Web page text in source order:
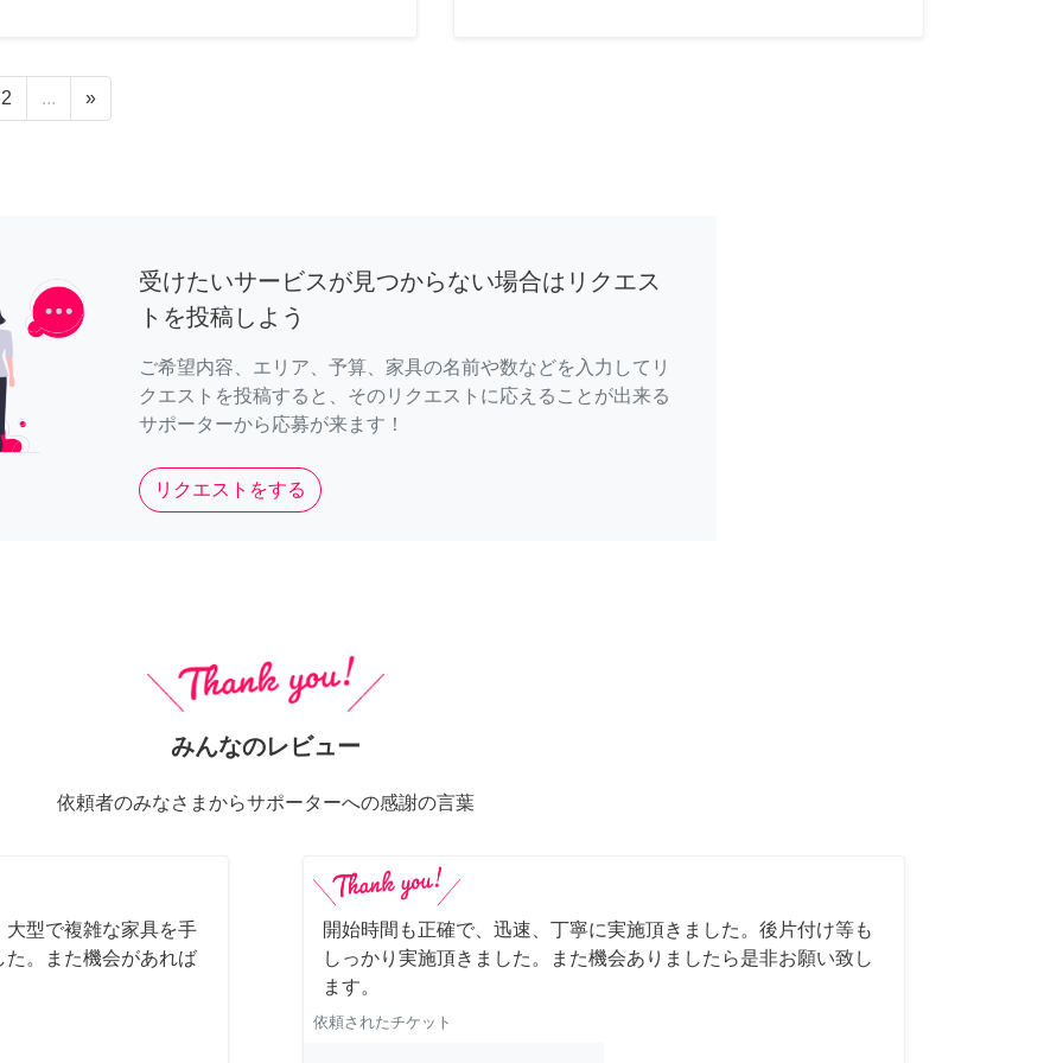
2 ... »
受けたいサービスが見つからない場合はリクエス
トを投稿しよう
ご希望内容、エリア、予算、家具の名前や数などを入力してリ
クエストを投稿すると、そのリクエストに応えることが出来る
サポーターから応募が来ます！
リクエストをする
みんなのレビュー
依頼者のみなさまからサポーターへの感謝の言葉
型で複雑な家具を手
。また機会があれば
開始時間も正確で、迅速、丁寧に実施頂きました。後片付け等も
しっかり実施頂きました。また機会ありましたら是非お願い致し
ます。
依頼されたチケット